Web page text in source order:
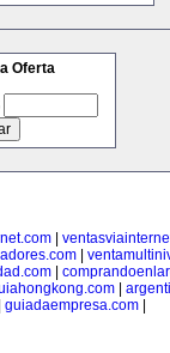
Oferta
|
|
|
|
guiadaempresa.com|